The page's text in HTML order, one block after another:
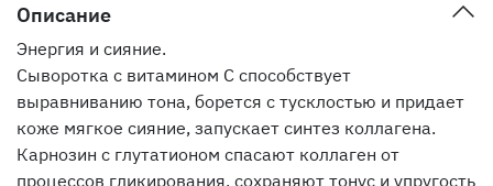
Описание
Энергия и сияние.
Сыворотка с витамином С способствует
выравниванию тона, борется с тусклостью и придает
коже мягкое сияние, запускает синтез коллагена.
Карнозин с глутатионом спасают коллаген от
процессов гликирования, сохраняют тонус и упругость